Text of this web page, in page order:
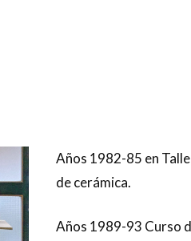
Años 1982-85 en
de cerámica.
Años 1989-93 Curso